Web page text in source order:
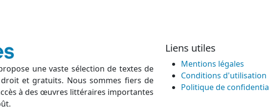
une vaste sélection de textes de
et gratuits. Nous sommes fiers de
à des œuvres littéraires importantes
Liens utiles
Mentions légales
Conditions d'utilisation
Politique de